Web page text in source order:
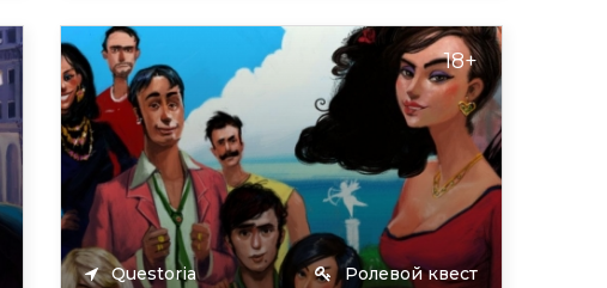
18+
Questoria Ролевой квест